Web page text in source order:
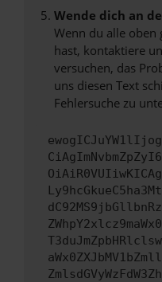
Wende dich an
Wenn du alle oben
hast, kontaktiere
versuchen, das
uns diesen Text
Fehlersuche zu